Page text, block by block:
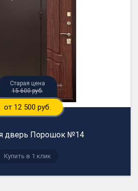
15 600 руб.
от 12 500 руб.
дверь Порошок №14